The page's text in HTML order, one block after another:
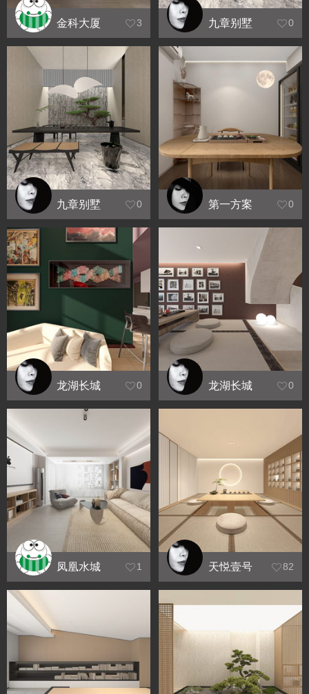
金科大厦
1501办公
3
九章别墅
效果图
0
九章别墅 0 第一方案 0
龙湖长城 0 龙湖长城 0
凤凰水城 1
天悦壹号
效果展示
82